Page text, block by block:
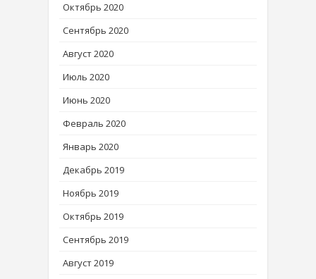
Октябрь 2020
Сентябрь 2020
Август 2020
Июль 2020
Июнь 2020
Февраль 2020
Январь 2020
Декабрь 2019
Ноябрь 2019
Октябрь 2019
Сентябрь 2019
Август 2019